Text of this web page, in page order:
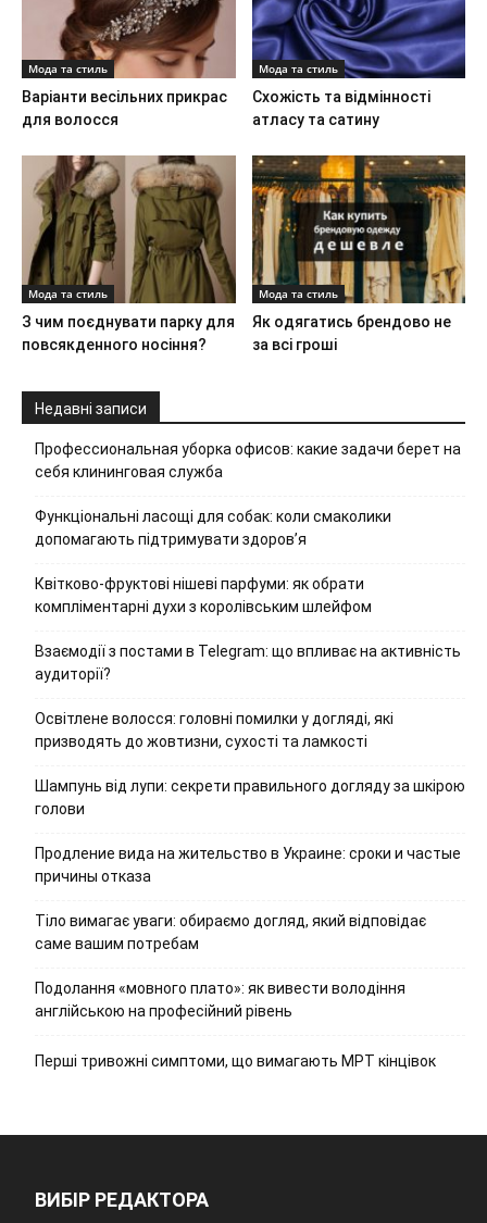
Мода та стиль
Варіанти весільних прикрас
для волосся
Мода та стиль
Схожість та відмінності
атласу та сатину
Мода та стиль
З чим поєднувати парку для
повсякденного носіння?
Мода та стиль
Як одягатись брендово не
за всі гроші
Недавні записи
Профессиональная уборка офисов: какие задачи берет на
себя клининговая служба
Функціональні ласощі для собак: коли смаколики
допомагають підтримувати здоров’я
Квітково-фруктові нішеві парфуми: як обрати
компліментарні духи з королівським шлейфом
Взаємодії з постами в Telegram: що впливає на активність
аудиторії?
Освітлене волосся: головні помилки у догляді, які
призводять до жовтизни, сухості та ламкості
Шампунь від лупи: секрети правильного догляду за шкірою
голови
Продление вида на жительство в Украине: сроки и частые
причины отказа
Тіло вимагає уваги: обираємо догляд, який відповідає
саме вашим потребам
Подолання «мовного плато»: як вивести володіння
англійською на професійний рівень
Перші тривожні симптоми, що вимагають МРТ кінцівок
ВИБІР РЕДАКТОРА